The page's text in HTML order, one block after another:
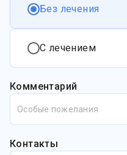
Без лечения
С лечением
Комментарий
Особые пожелания
Контакты